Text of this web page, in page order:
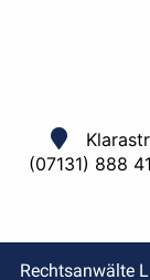
(07131) 888
Rechtsanwälte